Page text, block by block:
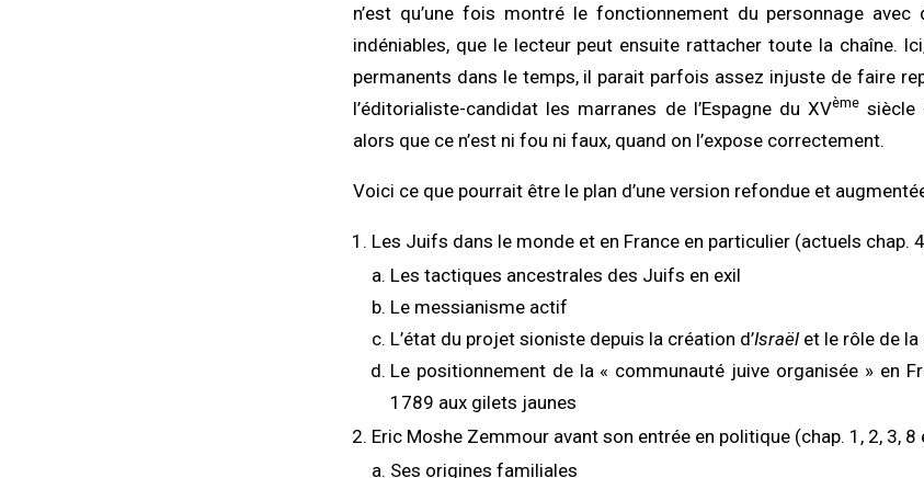
n’est qu’une fois montré le fonctionnement du personnage
indéniables, que le lecteur peut ensuite rattacher toute la chaîne.
permanents dans le temps, il parait parfois assez injuste de faire
l’éditorialiste-candidat les marranes de l’Espagne du XVème siècle
alors que ce n’est ni fou ni faux, quand on l’expose correctement.
Voici ce que pourrait être le plan d’une version refondue et
Les Juifs dans le monde et en France en particulier (actuels chap.
Les tactiques ancestrales des Juifs en exil
Le messianisme actif
L’état du projet sioniste depuis la création d’Israël et le rôle de
Le positionnement de la « communauté juive organisée » en
1789 aux gilets jaunes
Eric Moshe Zemmour avant son entrée en politique (chap. 1, 2, 3, 8
Ses origines familiales